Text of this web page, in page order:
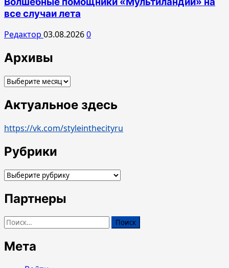
все случаи лета
Редактор 03.08.20260
Архивы
Архивы
Актуальное здесь
https://vk.com/styleinthecityru
Рубрики
Рубрики
Партнеры
Найти:
Мета